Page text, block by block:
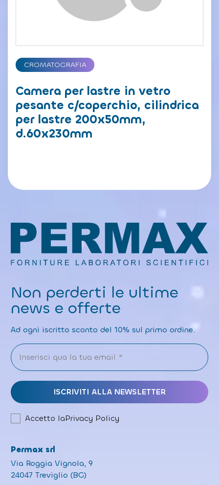
CROMATOGRAFIA
Camera per lastre in vetro
pesante c/coperchio, cilindrica
per lastre 200x50mm,
d.60x230mm
Non perderti le ultime
news e offerte
Ad ogni iscritto sconto del 10% sul primo ordine.
Accetto laPrivacy Policy
Permax srl
Via Roggia Vignola, 9
24047 Treviglio (BG)